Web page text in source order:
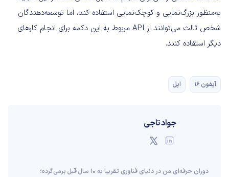
به‌منظور بزرگ‌نمایی و کوچک‌نمایی استفاده کند، اما توسعه‌دهندگان
شخص ثالث می‌توانند از API مربوط به این دکمه برای انجام کارهای
دیگر استفاده کنند.
آیفون 16 اپل
جواد تاجی
دوران حرفه‌ای من در دنیای فناوری تقریبا به ۱۰ سال قبل برمی‌گرده؛